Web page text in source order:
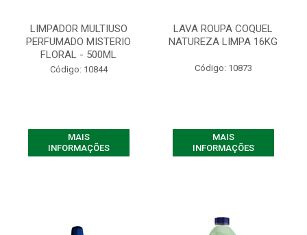
LIMPADOR MULTIUSO
PERFUMADO MISTERIO
FLORAL - 500ML
Código: 10844
MAIS
INFORMAÇÕES
LAVA ROUPA COQUEL
NATUREZA LIMPA 16KG
Código: 10873
MAIS
INFORMAÇÕES